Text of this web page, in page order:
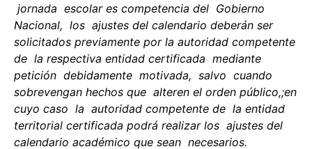
jornada escolar es competencia del Gobierno
Nacional, los ajustes del calendario deberán ser
solicitados previamente por la autoridad competente
de la respectiva entidad certificada mediante
petición debidamente motivada, salvo cuando
sobrevengan hechos que alteren el orden público,;en
cuyo caso la autoridad competente de la entidad
territorial certificada podrá realizar los ajustes del
calendario académico que sean necesarios.